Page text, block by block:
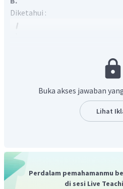
Diketahui :
yang benar
diradiasikan akan semakin
benar adalahT 1 > T2 > T3
Jadi, jawaban yang tepat
Buka akses jawaban
Lihat
Perdalam pemahamanmu
di sesi Live